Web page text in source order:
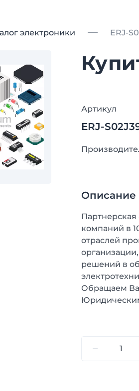
электроники ERJ-
Артикул
ERJ-
Описание
компаний в
отраслей
решений в
Обращаем